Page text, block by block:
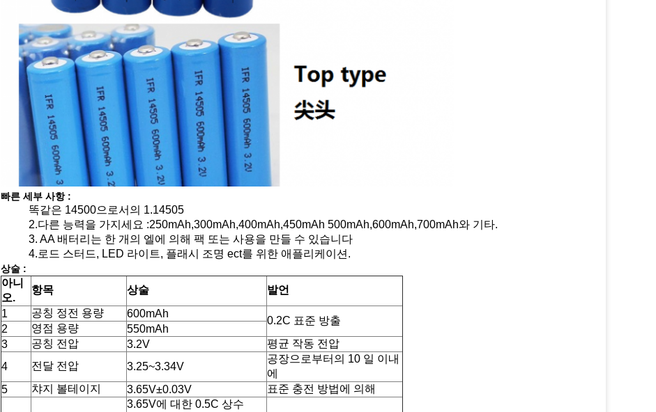
빠른 세부 사항 :
똑같은 14500으로서의 1.14505
2.다른 능력을 가지세요 :250mAh,300mAh,400mAh,450mAh 500mAh,600mAh,700mAh와 기타.
3. AA 배터리는 한 개의 엘에 의해 팩 또는 사용을 만들 수 있습니다
4.로드 스터드, LED 라이트, 플래시 조명 ect를 위한 애플리케이션.
상술 :
아니
오.
항목 상술
발언
1
공칭 정전 용량 600mAh
0.2C 표준 방출
2 영점 용량
550mAh
3
공칭 전압 3.2V
평균 작동 전압
4
전달 전압 3.25~3.34V
공장으로부터의 10 일 이내
에
5
챠지 볼테이지 3.65V±0.03V 표준 충전 방법에 의해
3.65V에 대한 0.5C 상수